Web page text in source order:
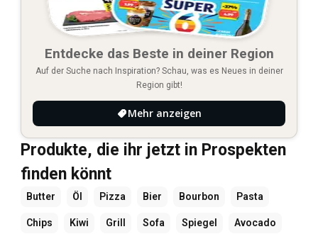
Entdecke das Beste in deiner Region
Auf der Suche nach Inspiration? Schau, was es Neues in deiner
Region gibt!
Mehr anzeigen
Produkte, die ihr jetzt in Prospekten
finden könnt
Butter Öl Pizza Bier Bourbon Pasta
Chips Kiwi Grill Sofa Spiegel Avocado